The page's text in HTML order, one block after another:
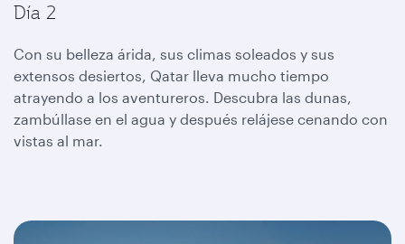
Día 2
Con su belleza árida, sus climas soleados y sus
extensos desiertos, Qatar lleva mucho tiempo
atrayendo a los aventureros. Descubra las dunas,
zambúllase en el agua y después relájese cenando con
vistas al mar.